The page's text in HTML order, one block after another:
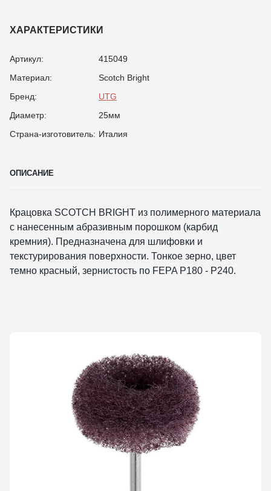
ХАРАКТЕРИСТИКИ
Артикул:
415049
Материал:
Scotch Bright
Бренд:
UTG
Диаметр:
25мм
Страна-изготовитель: Италия
ОПИСАНИЕ
Крацовка SCOTCH BRIGHТ из полимерного материала
с нанесенным абразивным порошком (карбид
кремния). Предназначена для шлифовки и
текстурирования поверхности. Тонкое зерно, цвет
темно красный, зернистость по FEPA P180 - P240.